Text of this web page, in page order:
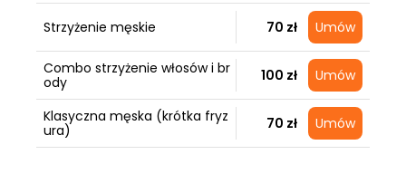
Strzyżenie męskie 70 zł Umów
Combo strzyżenie włosów i br
ody
100 zł Umów
Klasyczna męska (krótka fryz
ura)
70 zł Umów